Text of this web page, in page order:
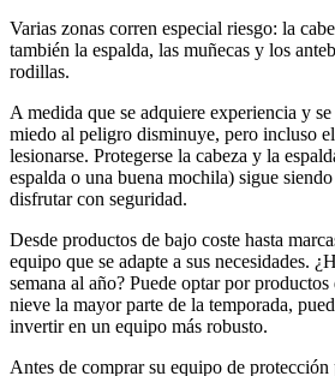
Varias zonas corren especial riesgo: la
también la espalda, las muñecas y los
rodillas.
A medida que se adquiere experiencia y
miedo al peligro disminuye, pero incluso
lesionarse. Protegerse la cabeza y la
espalda o una buena mochila) sigue
disfrutar con seguridad.
Desde productos de bajo coste hasta
equipo que se adapte a sus necesidades.
semana al año? Puede optar por
nieve la mayor parte de la temporada,
invertir en un equipo más robusto.
Antes de comprar su equipo de protección